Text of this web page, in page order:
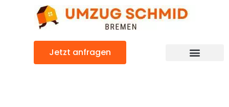
Jetzt anfragen